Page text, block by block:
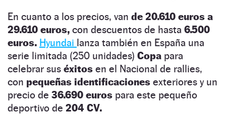
En cuanto a los precios, van de 20.610 euros a
29.610 euros, con descuentos de hasta 6.500
euros. Hyundai lanza también en España una
serie limitada (250 unidades) Copa para
celebrar sus éxitos en el Nacional de rallies,
con pequeñas identificaciones exteriores y un
precio de 36.690 euros para este pequeño
deportivo de 204 CV.